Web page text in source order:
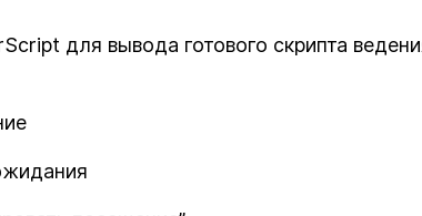
для вывода готового скрипта